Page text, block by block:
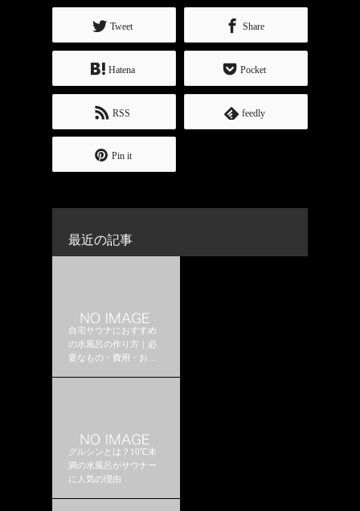
Tweet Share
Hatena Pocket
RSS feedly
Pin it
最近の記事
自宅サウナにおすすめ
の水風呂の作り方｜必
要なもの・費用・おす
グルシンとは？10℃未
満の水風呂がサウナー
に人気の理由